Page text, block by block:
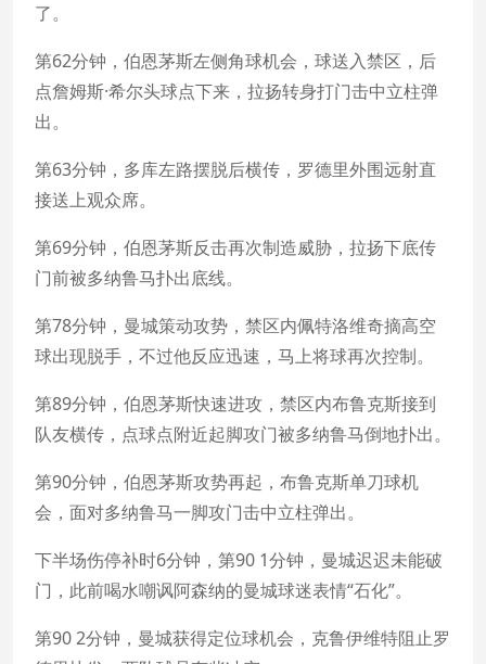
了。
第62分钟，伯恩茅斯左侧角球机会，球送入禁区，后
点詹姆斯·希尔头球点下来，拉扬转身打门击中立柱弹
出。
第63分钟，多库左路摆脱后横传，罗德里外围远射直
接送上观众席。
第69分钟，伯恩茅斯反击再次制造威胁，拉扬下底传
门前被多纳鲁马扑出底线。
第78分钟，曼城策动攻势，禁区内佩特洛维奇摘高空
球出现脱手，不过他反应迅速，马上将球再次控制。
第89分钟，伯恩茅斯快速进攻，禁区内布鲁克斯接到
队友横传，点球点附近起脚攻门被多纳鲁马倒地扑出。
第90分钟，伯恩茅斯攻势再起，布鲁克斯单刀球机
会，面对多纳鲁马一脚攻门击中立柱弹出。
下半场伤停补时6分钟，第90 1分钟，曼城迟迟未能破
门，此前喝水嘲讽阿森纳的曼城球迷表情“石化”。
第90 2分钟，曼城获得定位球机会，克鲁伊维特阻止罗